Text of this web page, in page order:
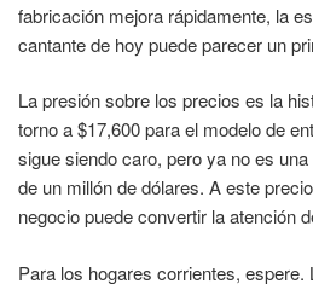
fabricación mejora rápidamente, la
cantante de hoy puede parecer un
La presión sobre los precios es la
torno a $17,600 para el modelo de
sigue siendo caro, pero ya no es
de un millón de dólares. A este
negocio puede convertir la atención
Para los hogares corrientes, espere.